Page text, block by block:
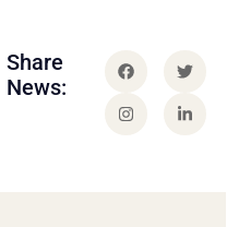
Share
News: